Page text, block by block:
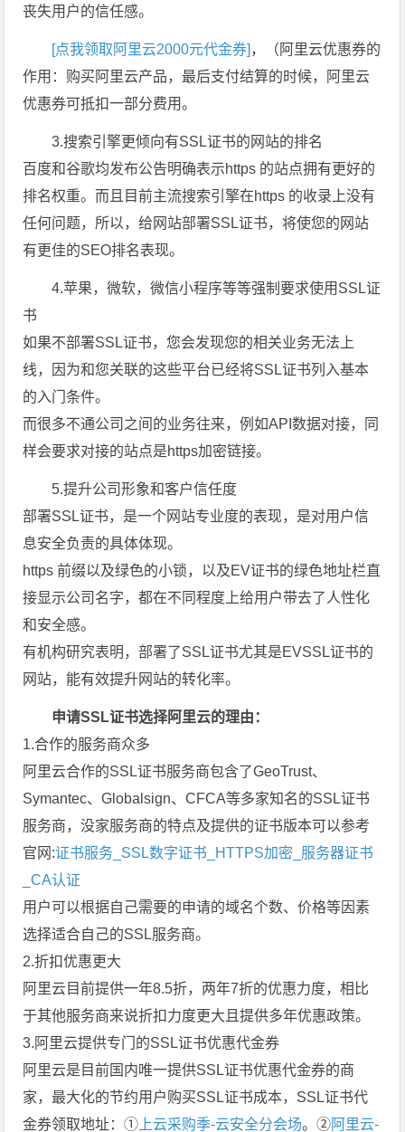
丧失用户的信任感。
[点我领取阿里云2000元代金券] ，（阿里云优惠券的
作用：购买阿里云产品，最后支付结算的时候，阿里云
优惠券可抵扣一部分费用。
3.搜索引擎更倾向有SSL证书的网站的排名
百度和谷歌均发布公告明确表示https 的站点拥有更好的
排名权重。而且目前主流搜索引擎在https 的收录上没有
任何问题，所以，给网站部署SSL证书，将使您的网站
有更佳的SEO排名表现。
4.苹果，微软，微信小程序等等强制要求使用SSL证
书
如果不部署SSL证书，您会发现您的相关业务无法上
线，因为和您关联的这些平台已经将SSL证书列入基本
的入门条件。
而很多不通公司之间的业务往来，例如API数据对接，同
样会要求对接的站点是https加密链接。
5.提升公司形象和客户信任度
部署SSL证书，是一个网站专业度的表现，是对用户信
息安全负责的具体体现。
https 前缀以及绿色的小锁，以及EV证书的绿色地址栏直
接显示公司名字，都在不同程度上给用户带去了人性化
和安全感。
有机构研究表明，部署了SSL证书尤其是EVSSL证书的
网站，能有效提升网站的转化率。
申请SSL证书选择阿里云的理由：
1.合作的服务商众多
阿里云合作的SSL证书服务商包含了GeoTrust、
Symantec、Globalsign、CFCA等多家知名的SSL证书
服务商，没家服务商的特点及提供的证书版本可以参考
官网:证书服务_SSL数字证书_HTTPS加密_服务器证书
_CA认证
用户可以根据自己需要的申请的域名个数、价格等因素
选择适合自己的SSL服务商。
2.折扣优惠更大
阿里云目前提供一年8.5折，两年7折的优惠力度，相比
于其他服务商来说折扣力度更大且提供多年优惠政策。
3.阿里云提供专门的SSL证书优惠代金券
阿里云是目前国内唯一提供SSL证书优惠代金券的商
家，最大化的节约用户购买SSL证书成本，SSL证书代
金券领取地址：① 上云采购季-云安全分会场。②阿里云-